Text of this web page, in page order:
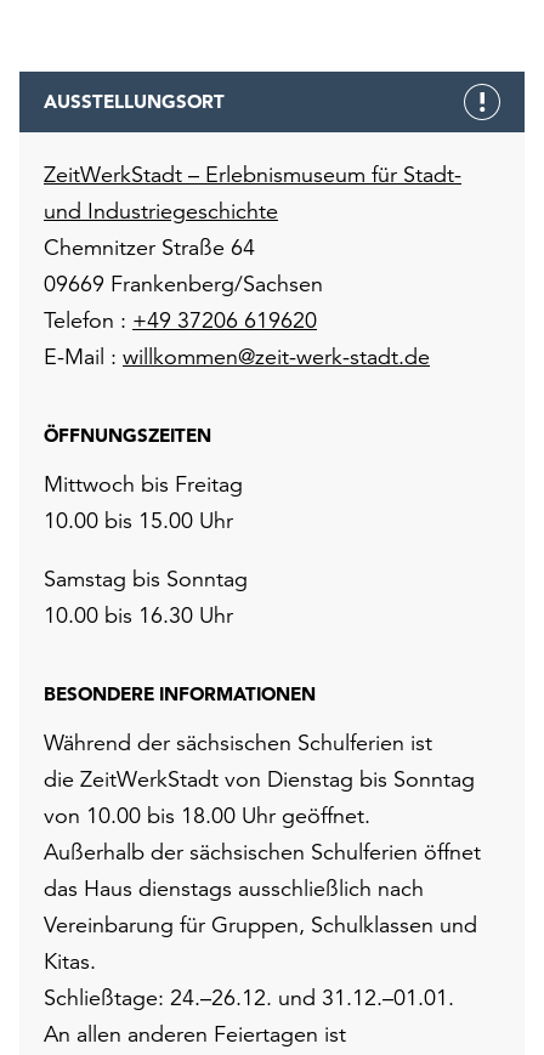
AUSSTELLUNGSORT
ZeitWerkStadt – Erlebnismuseum für Stadt-
und Industriegeschichte
Chemnitzer Straße 64
09669 Frankenberg/Sachsen
Telefon : +49 37206 619620
E-Mail : willkommen@zeit-werk-stadt.de
ÖFFNUNGSZEITEN
Mittwoch bis Freitag
10.00 bis 15.00 Uhr
Samstag bis Sonntag
10.00 bis 16.30 Uhr
BESONDERE INFORMATIONEN
Während der sächsischen Schulferien ist
die ZeitWerkStadt von Dienstag bis Sonntag
von 10.00 bis 18.00 Uhr geöffnet.
Außerhalb der sächsischen Schulferien öffnet
das Haus dienstags ausschließlich nach
Vereinbarung für Gruppen, Schulklassen und
Kitas.
Schließtage: 24.–26.12. und 31.12.–01.01.
An allen anderen Feiertagen ist